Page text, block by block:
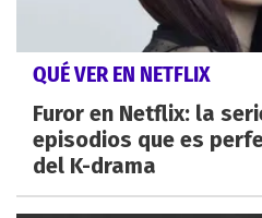
QUÉ VER EN NETFLIX
Furor en Netflix: la
episodios que es
del K-drama